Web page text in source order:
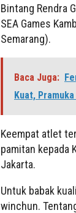
Bintang Rendra
SEA Games
Semarang).
Baca Juga:
Kuat,
Keempat atlet
pamitan kepada
Jakarta.
Untuk babak
winchun.